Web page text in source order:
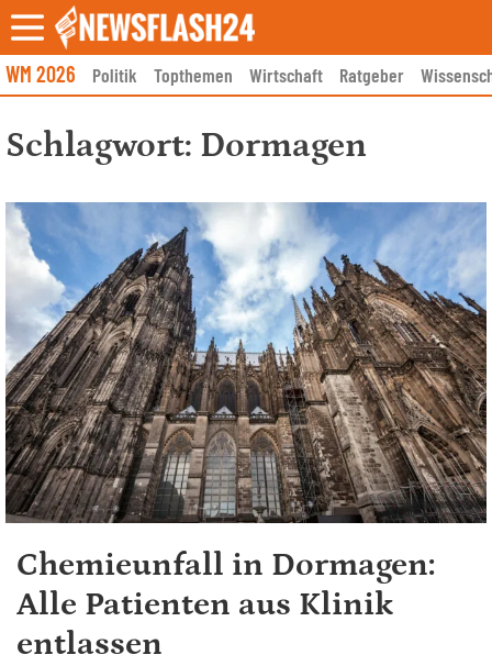
Skip
to
content
WM 2026 Politik Topthemen Wirtschaft Ratgeber
Schlagwort: Dormagen
Chemieunfall in Dormagen:
Alle Patienten aus Klinik
entlassen